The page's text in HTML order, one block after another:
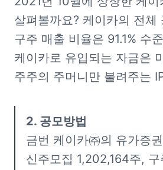
살펴볼까요? 케이카의 전체
구주 매출 비율은 91.1% 수
케이카로 유입되는 자금은
주주의 주머니만 불려주는
금번 케이카㈜의 유가증
신주모집 1,202,164주, 구